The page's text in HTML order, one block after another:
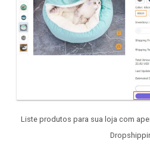
Liste produtos para sua loja com